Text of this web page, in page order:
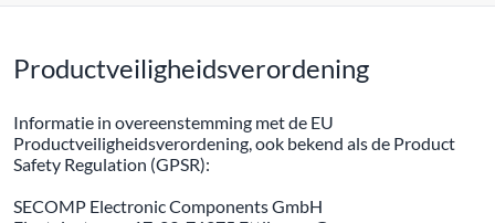
Productveiligheidsverordening
Informatie in overeenstemming met de EU
Productveiligheidsverordening, ook bekend als de Product
Safety Regulation (GPSR):
SECOMP Electronic Components GmbH